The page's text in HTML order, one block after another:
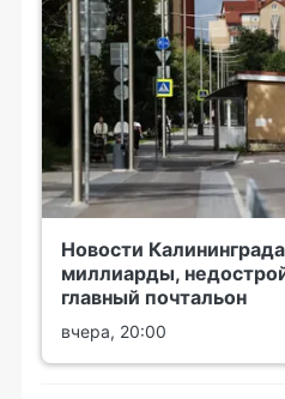
Новости
миллиарды,
главный почтальон
вчера, 20:00